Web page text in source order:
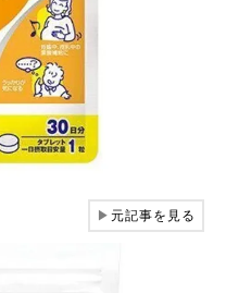
▶元記事を見る